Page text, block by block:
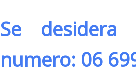
Se desidera
numero: 06